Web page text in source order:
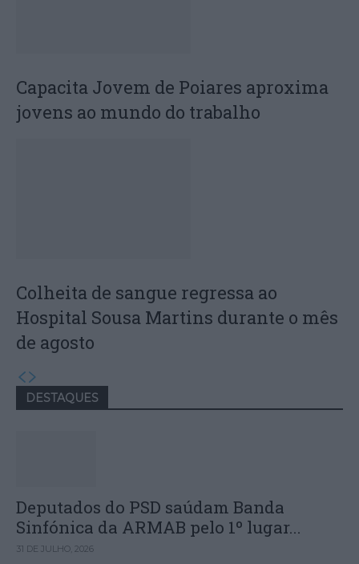
Capacita Jovem de Poiares aproxima
jovens ao mundo do trabalho
Colheita de sangue regressa ao
Hospital Sousa Martins durante o mês
de agosto
DESTAQUES
Deputados do PSD saúdam Banda
Sinfónica da ARMAB pelo 1º lugar...
31 DE JULHO, 2026